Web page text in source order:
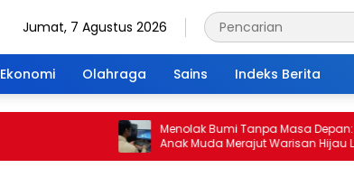
Jumat, 7 Agustus 2026
Ekonomi Olahraga Sains Indeks Berita
Menolak Bumi Tanpa Masa Depan: Ikhtiar
Anak Muda Merajut Warisan Hijau Lewat
Portal Waktu